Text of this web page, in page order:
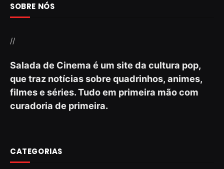
SOBRE NÓS
//
Salada de Cinema é um site da cultura pop,
que traz notícias sobre quadrinhos, animes,
filmes e séries. Tudo em primeira mão com
curadoria de primeira.
CATEGORIAS